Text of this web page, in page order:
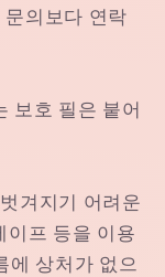
의보다 연락
보호 필은 붙어
겨지기 어려운
이프 등을 이용
에 상처가 없으